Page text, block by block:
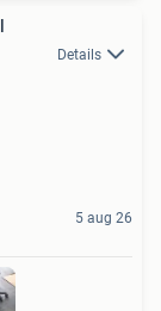
Details
5 aug 26